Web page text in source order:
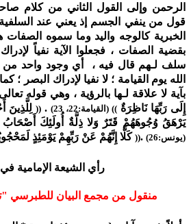
الرحمن وإلى القول الثاني من كلام
قول من ينفي الجسم إذ يعني عند
الخبرية كالوجه واليد وما سموه
بقضية الصفات ، فجعلوا الآية نفياً
سلف لـهم قال فيه ، أي وجود واحد من
الله يوم القيامة ؛ لا نفيا لإدراك البصر ؛
بآية لا علاقة لـها بالرؤية ، وهي قوله
إِلَى رَبِّهَا نَاظِرَةٌ )) (القيامة:22، 23) .
((لِلَّذِينَ
يَرْهَقُ وُجُوهَهُمْ قَتَرٌ وَلا ذِلَّةٌ أُولَئِكَ أَصْحَابُ
(يونس:26)
.
(( كَلَّا إِنَّهُمْ عَنْ رَبِّهِمْ يَوْمَئِذٍ
رأي الشيعة الإمامية في
منقول من مجمع البيان للطبرسي